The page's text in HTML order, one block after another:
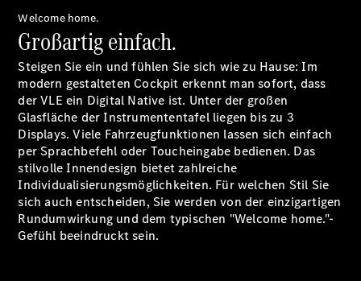
Tel: +49 6321 40
40
Online
Store
Leasing
Privatkunden
Leasing
Gewerbekunden
Finanzierung
Privatkunden
Finanzierung
Gewerbekunden
Kurzfristig
Welcome home.
Großartig einfach.
Steigen Sie ein und fühlen Sie sich wie zu Hause: Im
modern gestalteten Cockpit erkennt man sofort, dass
der VLE ein Digital Native ist. Unter der großen
Glasfläche der Instrumententafel liegen bis zu 3
Displays. Viele Fahrzeugfunktionen lassen sich einfach
per Sprachbefehl oder Toucheingabe bedienen. Das
stilvolle Innendesign bietet zahlreiche
Individualisierungsmöglichkeiten. Für welchen Stil Sie
sich auch entscheiden, Sie werden von der einzigartigen
Rundumwirkung und dem typischen "Welcome home."-
Gefühl beeindruckt sein.